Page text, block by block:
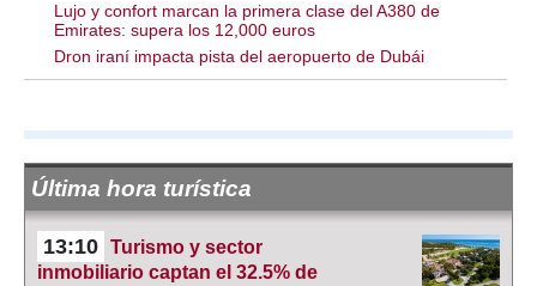
Lujo y confort marcan la primera clase del A380 de
Emirates: supera los 12,000 euros
Dron iraní impacta pista del aeropuerto de Dubái
Última hora turística
13:10 Turismo y sector
inmobiliario captan el 32.5% de